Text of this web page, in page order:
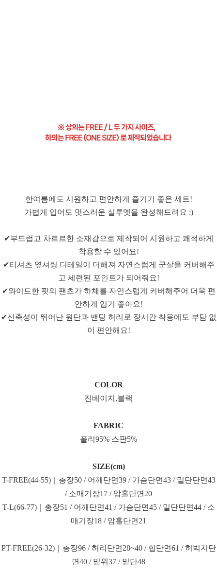
한여름에도 시원하고 편안하게 즐기기 좋은 세트!
가볍게 입어도 멋스러운 실루엣을 완성해드려요 :)
✔부드럽고 차르르한 소재감으로 제작되어 시원하고 쾌적하게
착용할 수 있어요!
✔티셔츠 옆셔링 디테일이 더해져 자연스럽게 군살을 커버해주
고 세련된 포인트가 되어줘요!
✔와이드한 핏의 팬츠가 하체를 자연스럽게 커버해주어 더욱 편
안하게 입기 좋아요!
✔신축성이 뛰어난 원단과 밴딩 허리로 장시간 착용에도 부담 없
이 편안해요!
COLOR
진베이지,블랙
FABRIC
폴리95% 스판5%
SIZE(cm)
T-FREE(44-55)｜총장50 / 어깨단면39 / 가슴단면43 / 밑단단면43
/ 소매기장17 / 암홀단면20
T-L(66-77)｜총장51 / 어깨단면41 / 가슴단면45 / 밑단단면44 / 소
매기장18 / 암홀단면21
PT-FREE(26-32)｜총장96 / 허리단면28~40 / 힙단면61 / 허벅지단
면40 / 밑위37 / 밑단48